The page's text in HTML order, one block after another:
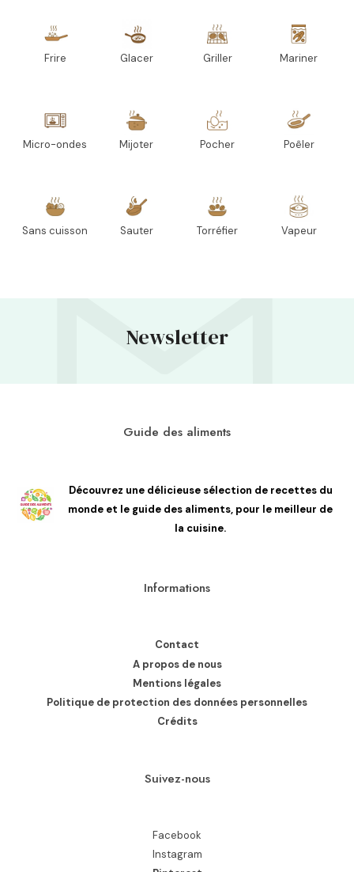
Frire Glacer Griller Mariner
Micro-ondes Mijoter Pocher Poêler
Sans cuisson Sauter Torréfier Vapeur
Newsletter
Guide des aliments
Découvrez une délicieuse sélection de recettes du
monde et le guide des aliments, pour le meilleur de
la cuisine.
Informations
Contact
A propos de nous
Mentions légales
Politique de protection des données personnelles
Crédits
Suivez-nous
Facebook
Instagram